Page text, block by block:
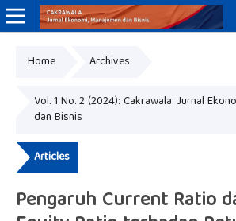
Home Archives
Vol. 1 No. 2 (2024): Cakrawala: Jurnal
dan Bisnis
Articles
Pengaruh Current Ratio